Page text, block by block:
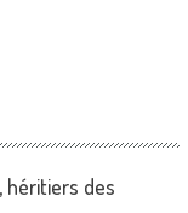
héritiers des